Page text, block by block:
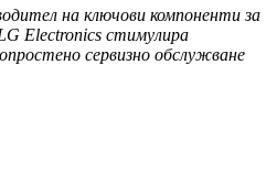
на ключови компоненти за
Electronics стимулира
сервизно обслужване